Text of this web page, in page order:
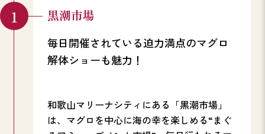
黒潮市場
毎日開催されている迫力満点のマグロ
解体ショーも魅力！
和歌山マリーナシティにある「黒潮市場」
は、マグロを中心に海の幸を楽しめる“まぐ